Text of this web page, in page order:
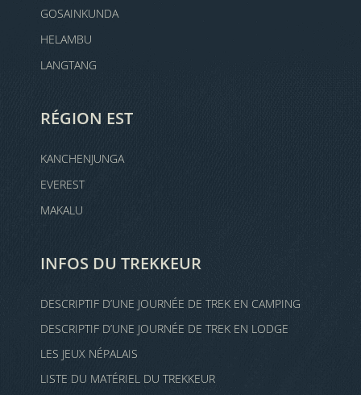
GOSAINKUNDA
HELAMBU
LANGTANG
RÉGION EST
KANCHENJUNGA
EVEREST
MAKALU
INFOS DU TREKKEUR
DESCRIPTIF D’UNE JOURNÉE DE TREK EN CAMPING
DESCRIPTIF D’UNE JOURNÉE DE TREK EN LODGE
LES JEUX NÉPALAIS
LISTE DU MATÉRIEL DU TREKKEUR